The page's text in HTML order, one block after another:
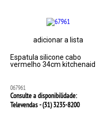
adicionar a lista
Espatula silicone cabo
vermelho 34cm kitchenaid
067961
Consulte a disponibilidade:
Televendas - (31)3235-8200